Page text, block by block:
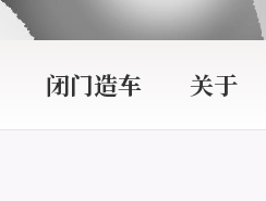
闭门造车 关于